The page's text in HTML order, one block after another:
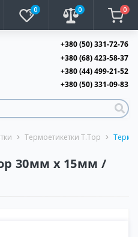
0 0 0
+380 (50) 331-72-76
+380 (68) 423-58-37
+380 (44) 499-21-52
+380 (50) 331-09-83
Термоетикетки T.Top
30мм х 15мм /